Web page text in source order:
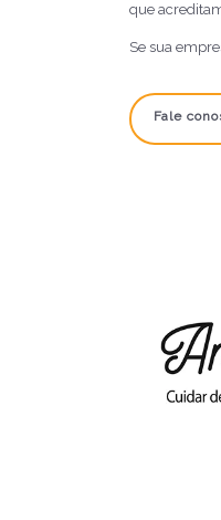
que
Se sua
Fale